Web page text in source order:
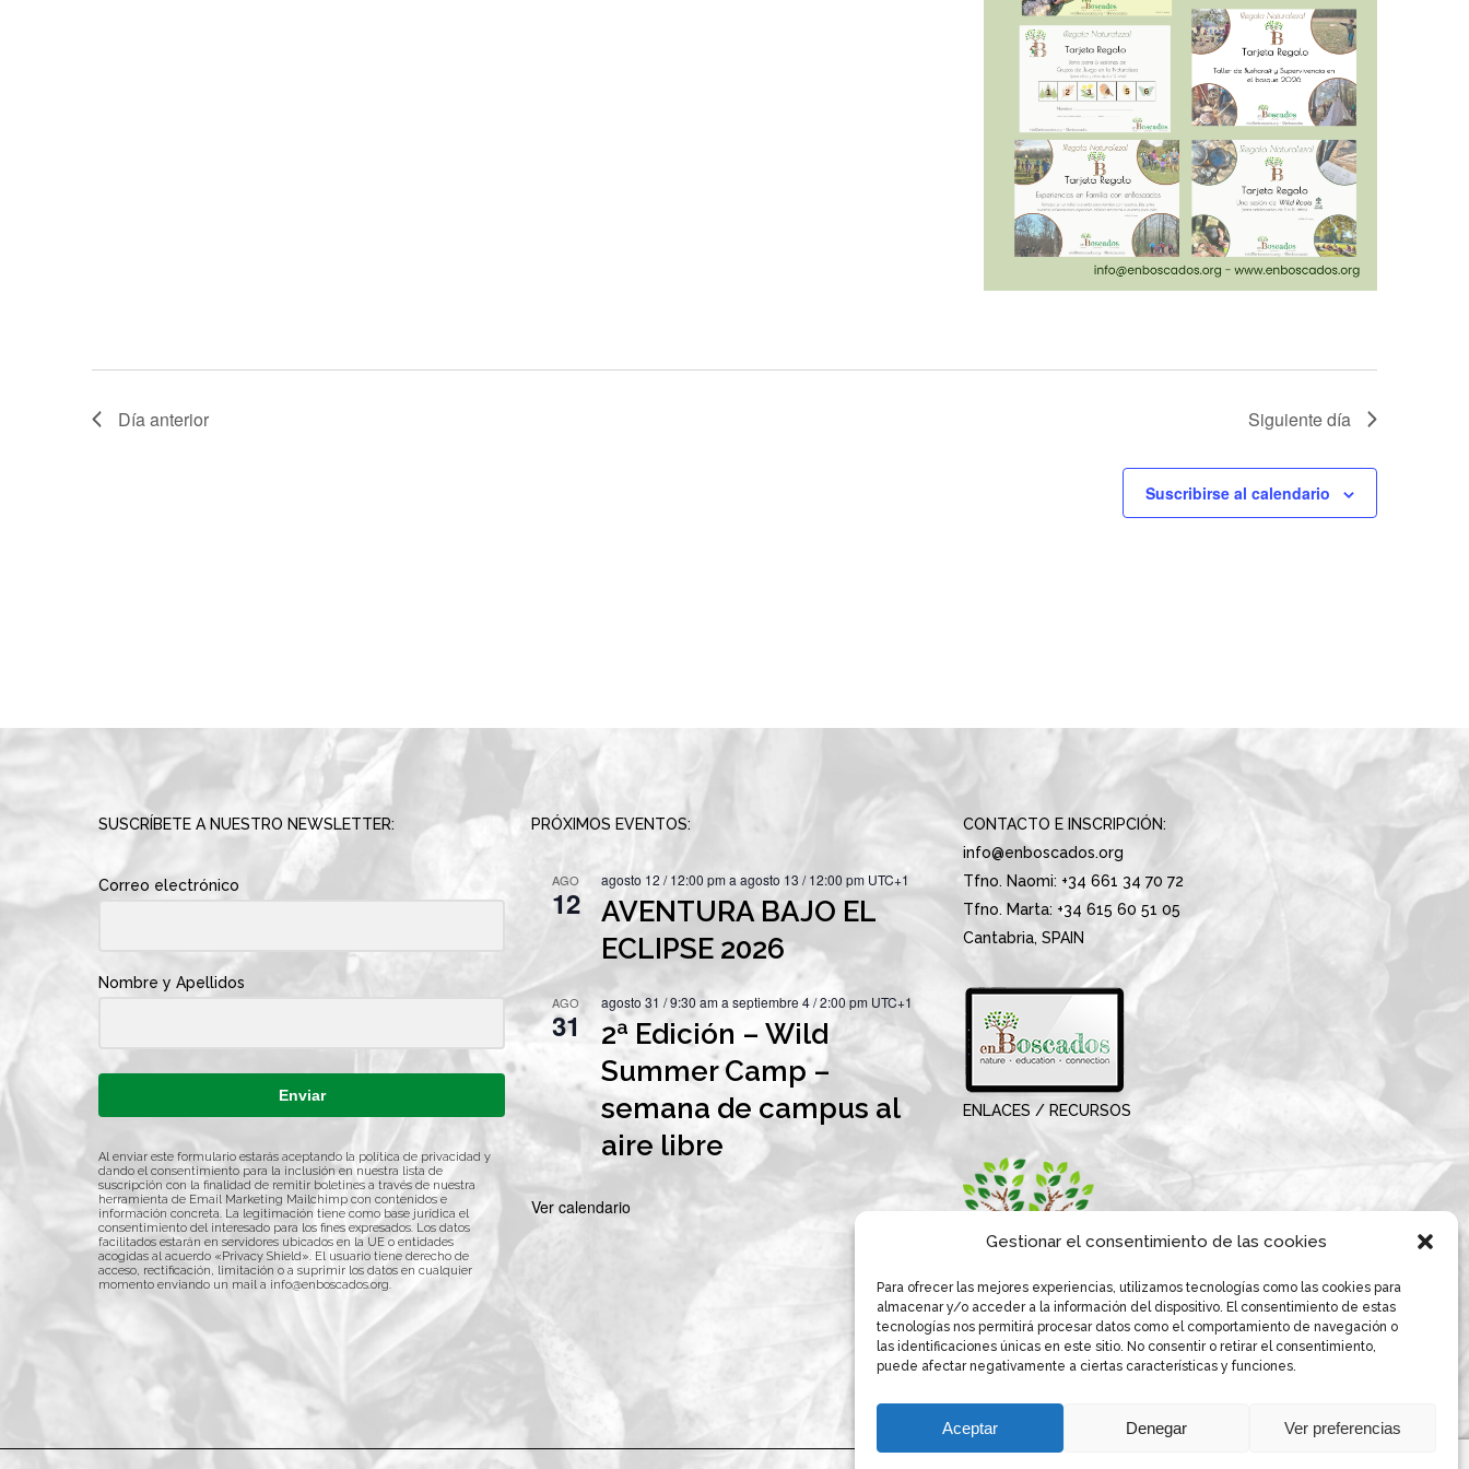
Gestionar el consentimiento de las cookies
Para ofrecer las mejores experiencias, utilizamos tecnologías como las cookies para
almacenar y/o acceder a la información del dispositivo. El consentimiento de estas
tecnologías nos permitirá procesar datos como el comportamiento de navegación o
las identificaciones únicas en este sitio. No consentir o retirar el consentimiento,
puede afectar negativamente a ciertas características y funciones.
Aceptar Denegar Ver preferencias
Día anterior Siguiente día
Suscribirse al calendario
SUSCRÍBETE A NUESTRO NEWSLETTER:
Correo electrónico
Nombre y Apellidos
Enviar
Al enviar este formulario estarás aceptando la política de privacidad y
dando el consentimiento para la inclusión en nuestra lista de
suscripción con la finalidad de remitir boletines a través de nuestra
herramienta de Email Marketing Mailchimp con contenidos e
información concreta. La legitimación tiene como base jurídica el
consentimiento del interesado para los fines expresados. Los datos
facilitados estarán en servidores ubicados en la UE o entidades
acogidas al acuerdo «Privacy Shield». El usuario tiene derecho de
acceso, rectificación, limitación o a suprimir los datos en cualquier
momento enviando un mail a info@enboscados.org.
PRÓXIMOS EVENTOS:
AGO
12
agosto 12 / 12:00 pma agosto 13 / 12:00 pm UTC+1
AVENTURA BAJO EL
ECLIPSE 2026
AGO
31
agosto 31 / 9:30 ama septiembre 4 / 2:00 pm UTC+1
2ª Edición – Wild
Summer Camp –
semana de campus al
aire libre
Ver calendario
CONTACTO E INSCRIPCIÓN:
info@enboscados.org
Tfno. Naomi: +34 661 34 70 72
Tfno. Marta: +34 615 60 51 05
Cantabria, SPAIN
ENLACES / RECURSOS